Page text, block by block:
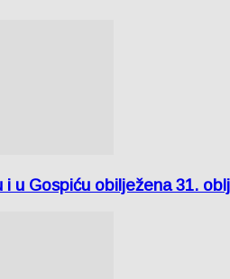
i u Gospiću obilježena 31.